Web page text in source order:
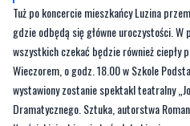
Wieczorem, o godz. 18.00 w Szkole
wystawiony zostanie spektakl teatralny
Dramatycznego. Sztuka, autorstwa
Krośnickiej, obiecuje być głębokim i
artystycznym.
Byliście świadkami zdarzenia w